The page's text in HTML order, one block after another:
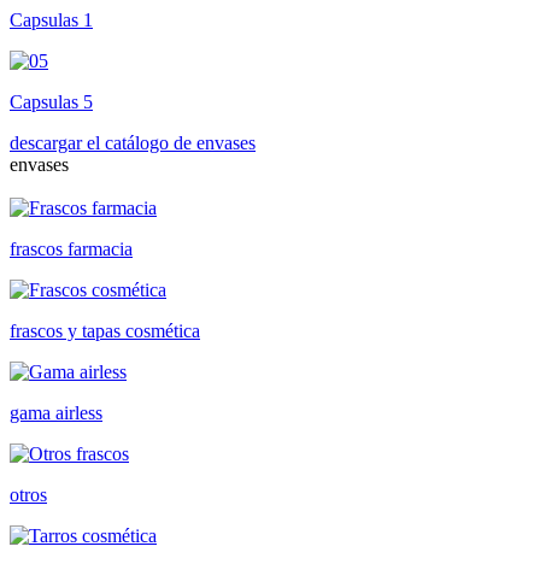
Capsulas 1
Capsulas 5
descargar el catálogo de envases
envases
frascos farmacia
frascos y tapas cosmética
gama airless
otros